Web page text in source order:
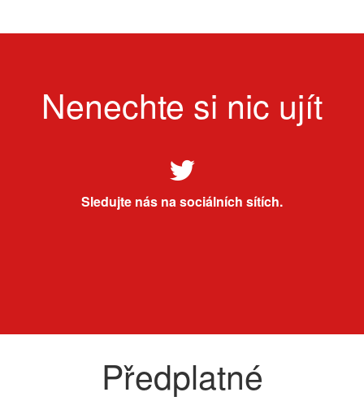
Nenechte si nic ujít
Sledujte nás na sociálních sítích.
Předplatné